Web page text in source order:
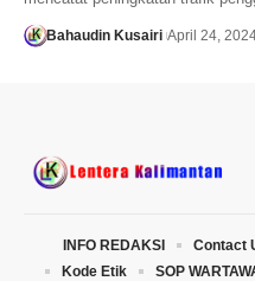
Bahaudin Kusairi April 24,
INFO REDAKSI Contact
Kode Etik
SOP